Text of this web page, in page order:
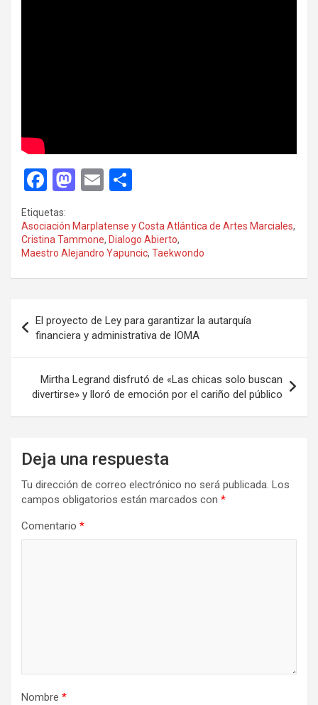
F
a
ce
b
o
k
M
st
o
d
n
E
ail m
p
ar
Etiquetas:
Asociación Marplatense y Costa Atlántica de Artes Marciales,
Cristina Tammone, Dialogo Abierto,
Maestro Alejandro Yapuncic, Taekwondo
de
entradas
El proyecto de Ley para garantizar la autarquía
financiera y administrativa de IOMA
Mirtha Legrand disfrutó de «Las chicas solo buscan
divertirse» y lloró de emoción por el cariño del público
Deja una respuesta
Tu dirección de correo electrónico no será publicada. Los
campos obligatorios están marcados con *
Comentario *
Nombre *